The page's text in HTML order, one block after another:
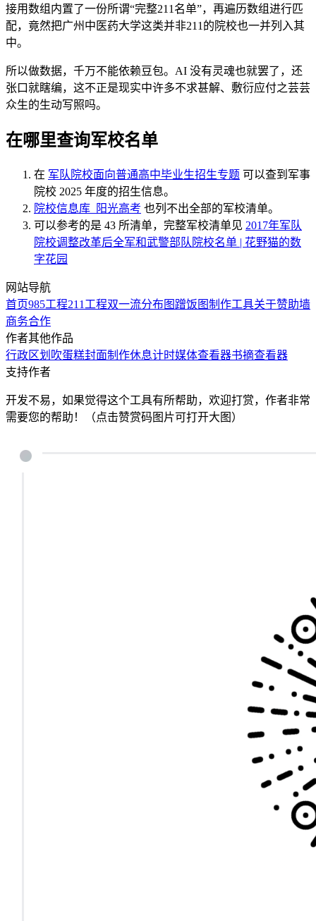
接用数组内置了一份所谓“完整211名单”，再遍历数组进行匹
配，竟然把广州中医药大学这类并非211的院校也一并列入其
中。
所以做数据，千万不能依赖豆包。AI 没有灵魂也就罢了，还
张口就瞎编，这不正是现实中许多不求甚解、敷衍应付之芸芸
众生的生动写照吗。
在哪里查询军校名单
在 军队院校面向普通高中毕业生招生专题 可以查到军事
院校 2025 年度的招生信息。
院校信息库_阳光高考 也列不出全部的军校清单。
可以参考的是 43 所清单，完整军校清单见 2017年军队
院校调整改革后全军和武警部队院校名单 | 花野猫的数
字花园
网站导航
首页985工程211工程双一流分布图 蹭饭图制作工具关于赞助墙
商务合作
作者其他作品
行政区划 吹蛋糕封面制作休息计时媒体查看器书摘查看器
支持作者
开发不易，如果觉得这个工具有所帮助，欢迎打赏，作者非常
需要您的帮助！（点击赞赏码图片可打开大图）